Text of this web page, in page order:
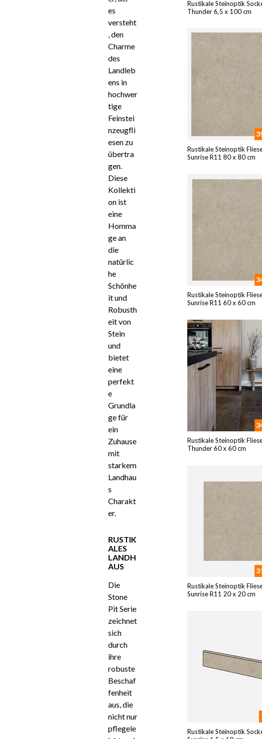
es
versteht
, den
Charme
des
Landleb
ens in
hochwer
tige
Feinstei
nzeugfli
esen zu
übertra
gen.
Diese
Kollekti
on ist
eine
Homma
ge an
die
natürlic
he
Schönhe
it und
Robusth
eit von
Stein
und
bietet
eine
perfekt
e
Grundla
ge für
ein
Zuhause
mit
starkem
Landhau
s
Charakt
er.
RUSTIK
ALES
LANDH
AUS
Die
Stone
Pit Serie
zeichnet
sich
durch
ihre
robuste
Beschaf
fenheit
aus, die
nicht nur
pflegele
Rustikale Steinoptik
Thunder 6,5 x 100 cm
Rustikale Steinoptik
Sunrise R11 80 x 80 cm
Rustikale Steinoptik
Sunrise R11 60 x 60 cm
Rustikale Steinoptik
Thunder 60 x 60 cm
Rustikale Steinoptik
Sunrise R11 20 x 20 cm
Rustikale Steinoptik